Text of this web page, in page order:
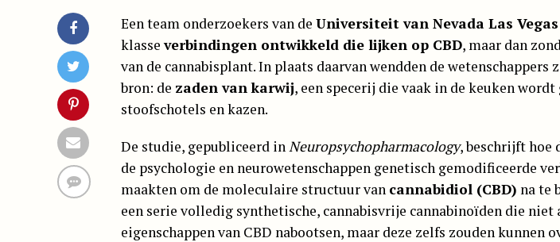
Een team onderzoekers van de Universiteit van Nevada Las Vegas
klasseverbindingen ontwikkeld die lijken op CBD, maar dan
van de cannabisplant. In plaats daarvan wendden de wetenschappers
bron: de zaden van karwij, een specerij die vaak in de keuken
stoofschotels en kazen.
De studie, gepubliceerd inNeuropsychopharmacology, beschrijft hoe
de psychologie en neurowetenschappen genetisch gemodificeerde
maakten om de moleculaire structuur van cannabidiol (CBD) na te
een serie volledig synthetische, cannabisvrije cannabinoïden die niet
eigenschappen van CBD nabootsen, maar deze zelfs zouden kunnen